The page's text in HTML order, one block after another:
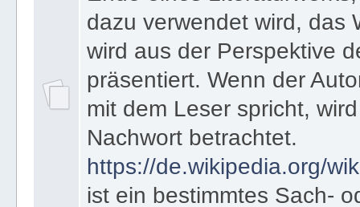
dazu verwendet wird, das
wird aus der Perspektive
präsentiert. Wenn der
mit dem Leser spricht,
Nachwort betrachtet.
https://de.wikipedia.org/
ist ein bestimmtes Sach-